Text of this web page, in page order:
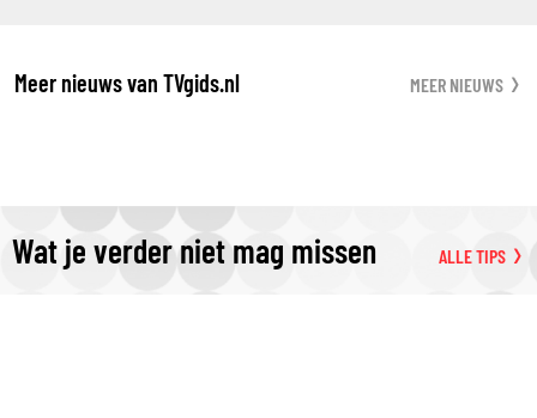
Meer nieuws van TVgids.nl MEER NIEUWS
Wat je verder niet mag missen ALLE TIPS